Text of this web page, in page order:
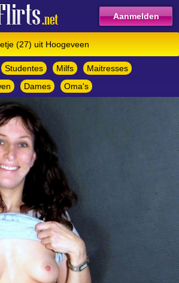
Aanmelden
(27) uit Hoogeveen
Studentes Milfs
Maitresses
Dames Oma's